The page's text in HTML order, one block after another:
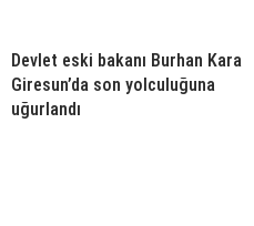
Devlet eski bakanı Burhan Kara
Giresun’da son yolculuğuna
uğurlandı